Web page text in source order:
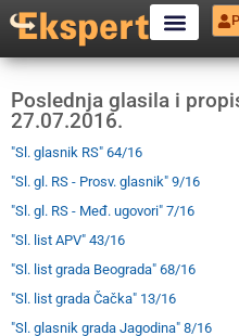
Poslednja glasila i
27.07.2016.
"Sl. glasnik RS" 64/16
"Sl. gl. RS - Prosv. glasnik" 9/16
"Sl. gl. RS - Međ. ugovori" 7/16
"Sl. list APV" 43/16
"Sl. list grada Beograda" 68/16
"Sl. list grada Čačka" 13/16
"Sl. glasnik grada Jagodina" 8/16